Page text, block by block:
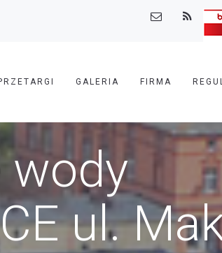
GALERIA FIRMA
wody
ul.